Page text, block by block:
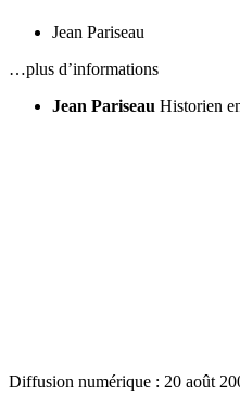
Jean Pariseau
…plus d’informations
Jean Pariseau Historien
Diffusion numérique : 20 août